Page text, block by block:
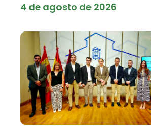
4 de agosto de 2026